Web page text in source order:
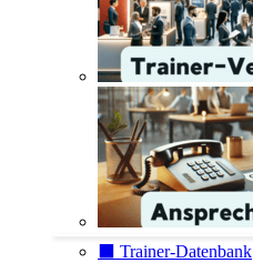
⬛️ Trainer-Datenbank